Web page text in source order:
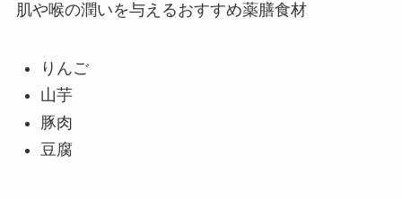
肌や喉の潤いを与えるおすすめ薬膳食材
りんご
山芋
豚肉
豆腐